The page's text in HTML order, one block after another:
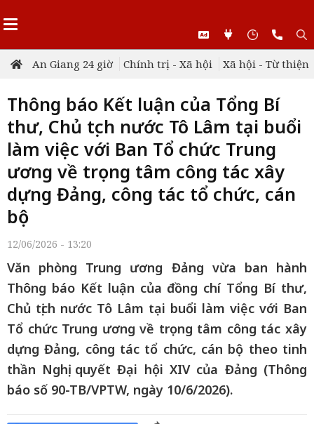
An Giang 24 giờ Chính trị - Xã hội Xã hội - Từ thiện
Thông báo Kết luận của Tổng Bí
thư, Chủ tịch nước Tô Lâm tại buổi
làm việc với Ban Tổ chức Trung
ương về trọng tâm công tác xây
dựng Đảng, công tác tổ chức, cán
bộ
12/06/2026 - 13:20
Văn phòng Trung ương Đảng vừa ban hành
Thông báo Kết luận của đồng chí Tổng Bí thư,
Chủ tịch nước Tô Lâm tại buổi làm việc với Ban
Tổ chức Trung ương về trọng tâm công tác xây
dựng Đảng, công tác tổ chức, cán bộ theo tinh
thần Nghị quyết Đại hội XIV của Đảng (Thông
báo số 90-TB/VPTW, ngày 10/6/2026).